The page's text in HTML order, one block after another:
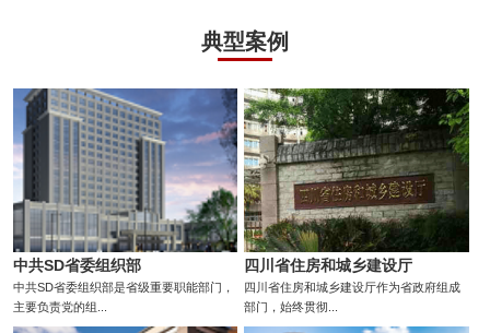
典型案例
中共SD省委组织部
中共SD省委组织部是省级重要职能部门，
主要负责党的组...
四川省住房和城乡建设厅
四川省住房和城乡建设厅作为省政府组成
部门，始终贯彻...